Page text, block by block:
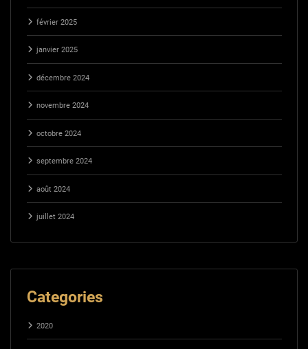
février 2025
janvier 2025
décembre 2024
novembre 2024
octobre 2024
septembre 2024
août 2024
juillet 2024
Categories
2020